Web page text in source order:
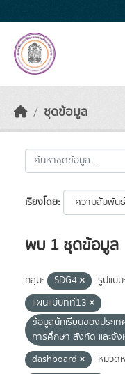
ชุดข้อมูล
เรียงโดย
พบ 1 ชุดข้อมูล
กลุ่ม: SDG4 รูปแบบ:
แผนแม่บทที่13
ข้อมูลนักเรียนของประเ
การศึกษา สังกัด และจัง
dashboard
หมวด